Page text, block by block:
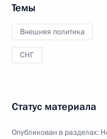
Темы
Внешняя политика
СНГ
Статус материала
Опубликован в разделах: